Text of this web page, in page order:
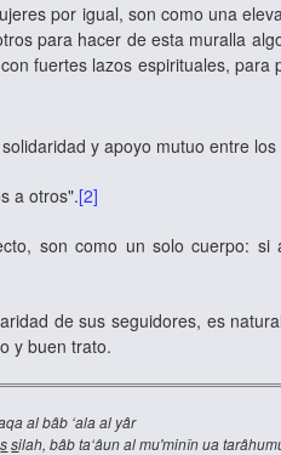
por igual, son como una
para hacer de esta muralla
fuertes lazos espirituales,
y apoyo mutuo entre
a otros".[2]
son como un solo cuerpo:
de sus seguidores, es
y buen trato.
al bâb ‘ala al yâr
s silah, bâb ta‘âun al mu'minîn ua